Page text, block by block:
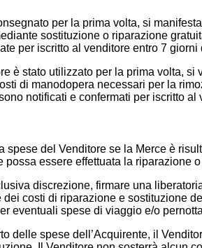
per la prima volta, si
sostituzione o riparazione
per iscritto al venditore entro 7
è stato utilizzato per la prima volta,
di manodopera necessari per la
notificati e confermati per iscritto
del Venditore se la Merce è
essere effettuata la riparazione
discrezione, firmare una
costi di riparazione e sostituzione
eventuali spese di viaggio e/o
delle spese dell’Acquirente, il